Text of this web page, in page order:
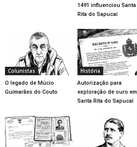
1491 influenciou Santa
Rita do Sapucaí
Colunistas
O legado de Múcio
Guimarães do Couto
História
Autorização para
exploração de ouro em
Santa Rita do Sapucaí